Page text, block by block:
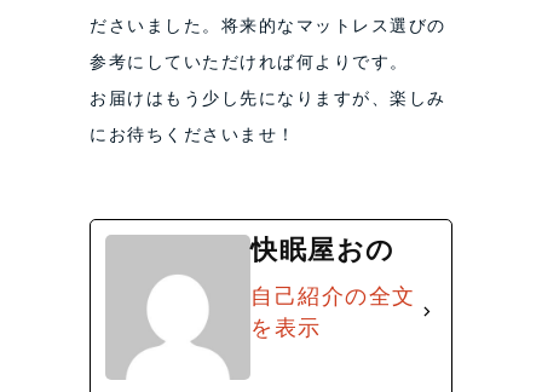
ださいました。将来的なマットレス選びの
参考にしていただければ何よりです。
お届けはもう少し先になりますが、楽しみ
にお待ちくださいませ！
快眠屋おの
自己紹介の全文
を表示